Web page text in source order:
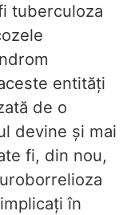
tuberculoza
entități
de o
devine și mai
fi, din nou,
în